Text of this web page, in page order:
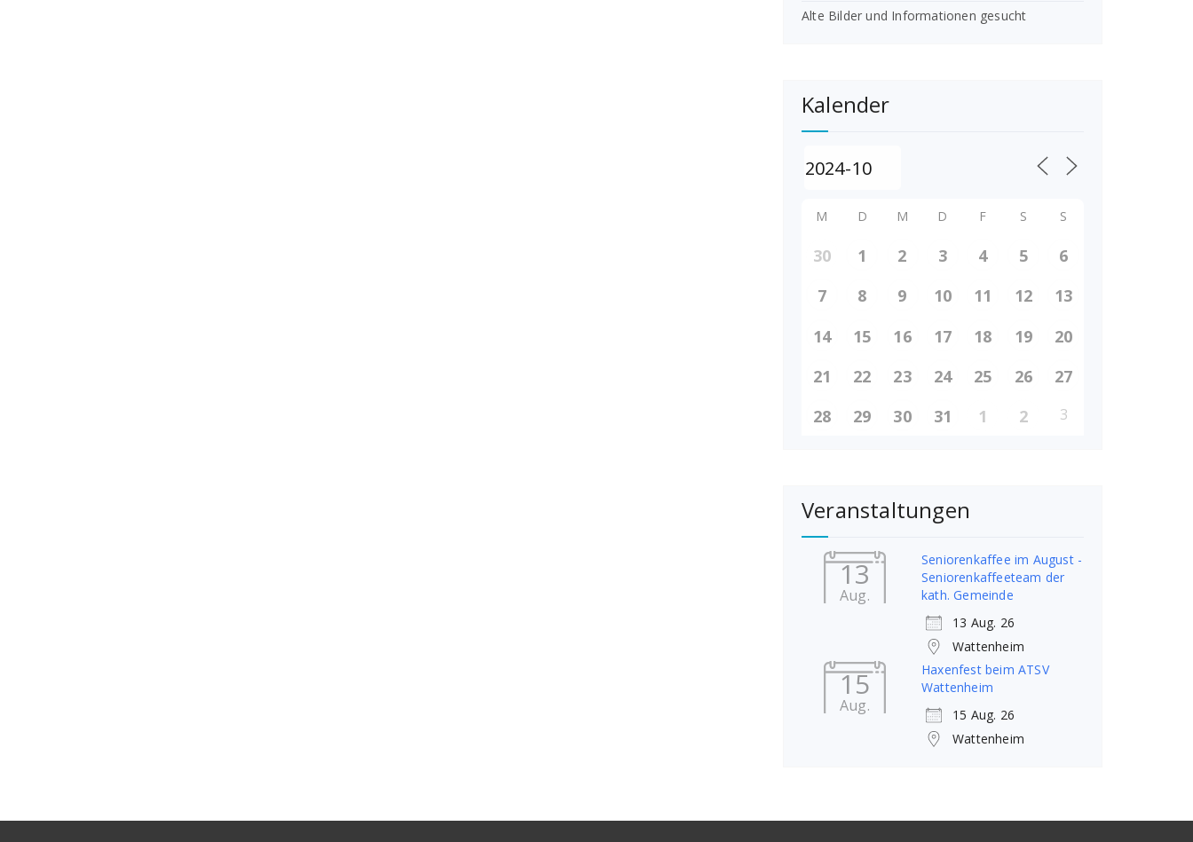
Alte Bilder und Informationen gesucht
Kalender
M D M D F S S
30 1 2 3 4 5
6
7
8 9 10 11 12
13
14
15 16 17 18 19
20
21
22 23 24 25 26
27
28
29 30 31 1 2 3
Veranstaltungen
13
Aug.
Seniorenkaffee im August -
Seniorenkaffeeteam der
kath. Gemeinde
13 Aug. 26
Wattenheim
15
Aug.
Haxenfest beim ATSV
Wattenheim
15 Aug. 26
Wattenheim